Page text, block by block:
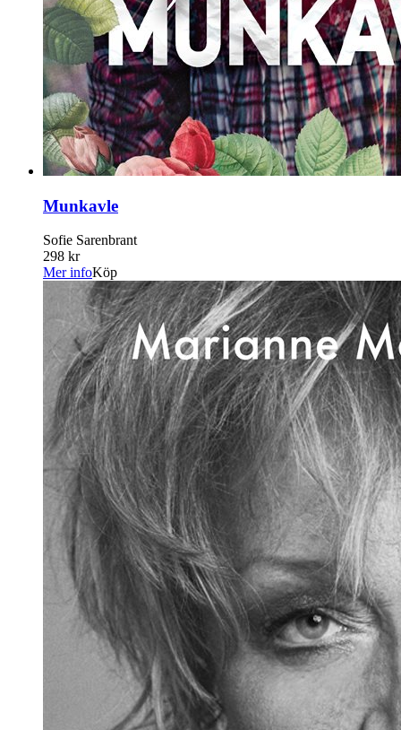
Munkavle
Sofie Sarenbrant
298 kr
Mer infoKöp